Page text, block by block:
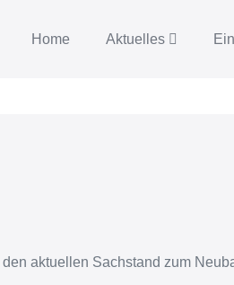
Home Aktuelles
aktuellen Sachstand zum